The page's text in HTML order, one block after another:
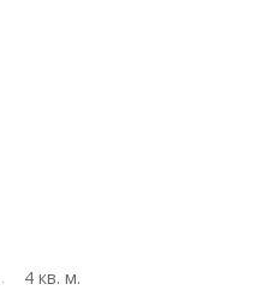
4 кв. м.